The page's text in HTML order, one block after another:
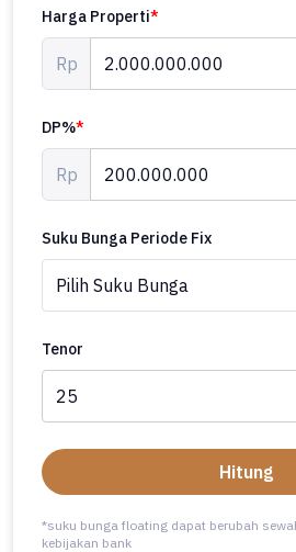
Harga Properti*
Rp
DP%*
Rp
Suku Bunga Periode Fix
Tenor
Hitung
*suku bunga floating dapat berubah
kebijakan bank